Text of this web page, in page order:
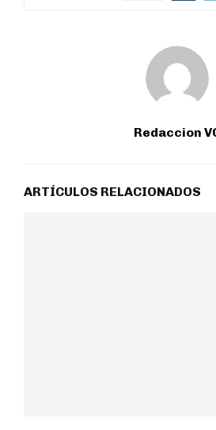
Redaccion
ARTÍCULOS RELACIONADOS